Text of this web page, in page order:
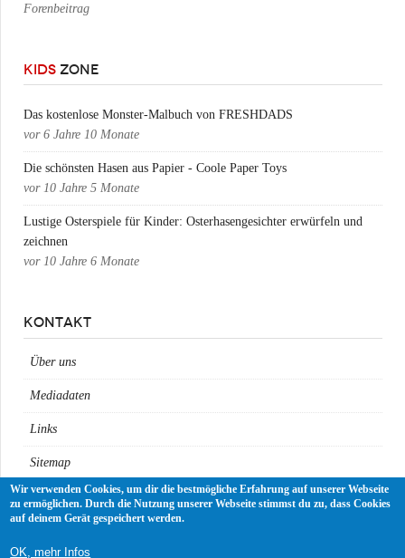
Forenbeitrag
KIDS ZONE
Das kostenlose Monster-Malbuch von FRESHDADS
vor 6 Jahre 10 Monate
Die schönsten Hasen aus Papier - Coole Paper Toys
vor 10 Jahre 5 Monate
Lustige Osterspiele für Kinder: Osterhasengesichter erwürfeln und
zeichnen
vor 10 Jahre 6 Monate
KONTAKT
Über uns
Mediadaten
Links
Sitemap
Impressum
Wir verwenden Cookies, um dir die bestmögliche Erfahrung auf unserer Webseite
zu ermöglichen. Durch die Nutzung unserer Webseite stimmst du zu, dass Cookies
auf deinem Gerät gespeichert werden.
OK, mehr Infos